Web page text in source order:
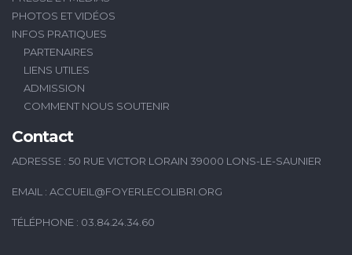
PHOTOS ET VIDÉOS
INFOS PRATIQUES
PARTENAIRES
LIENS UTILES
ADMISSION
COMMENT NOUS SOUTENIR
Contact
ADRESSE : 50 RUE VICTOR LORAIN 39000 LONS-LE-SAUNIER
EMAIL : ACCUEIL@FOYERLECOLIBRI.ORG
TÉLÉPHONE : 03.84.24.34.60